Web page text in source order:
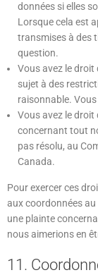
données si elles
Lorsque cela est
transmises à des
question.
Vous avez le
sujet à des
raisonnable.
Vous avez le droit
concernant tout
pas résolu, au
Canada.
Pour exercer ces
aux coordonnées
une plainte
nous aimerions en
11.